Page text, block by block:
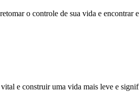
o controle de sua vida e encontrar
e construir uma vida mais leve e